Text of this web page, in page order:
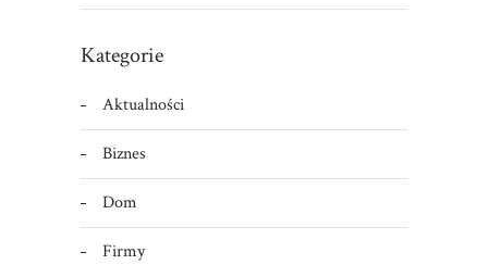
Kategorie
Aktualności
Biznes
Dom
Firmy